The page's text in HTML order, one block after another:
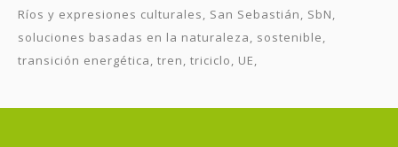
Ríos y expresiones culturales
San Sebastián
SbN
soluciones basadas en la naturaleza
sostenible
transición energética tren triciclo UE